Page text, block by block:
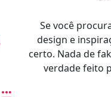
Se você
design e
certo. Nada de
verdade feito